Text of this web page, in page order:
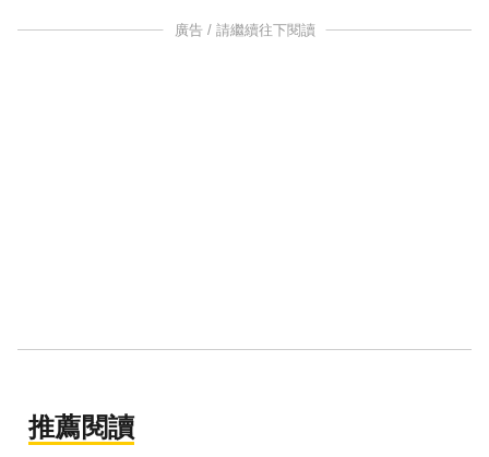
廣告 / 請繼續往下閱讀
推薦閱讀